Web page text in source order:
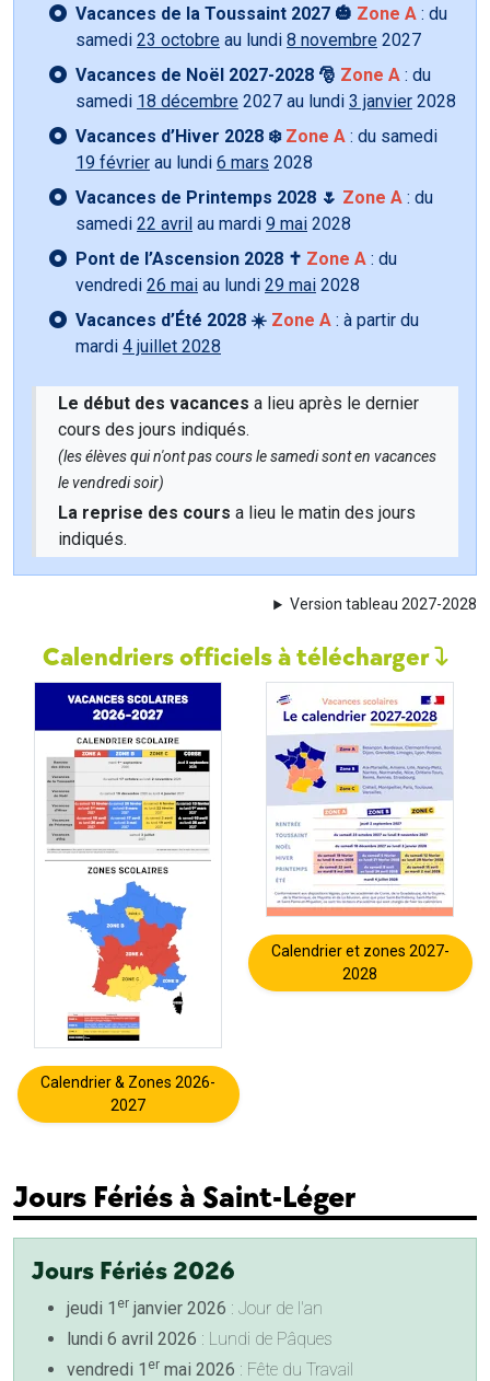
Vacances de la Toussaint 2027 🎃 Zone A : du
samedi 23 octobre au lundi 8 novembre 2027
Vacances de Noël 2027-2028 🎅 Zone A : du
samedi 18 décembre 2027 au lundi 3 janvier 2028
Vacances d’Hiver 2028 ❄️ Zone A : du samedi
19 février au lundi 6 mars 2028
Vacances de Printemps 2028 🌷 Zone A : du
samedi 22 avril au mardi 9 mai 2028
Pont de l’Ascension 2028 ✝️ Zone A : du
vendredi 26 mai au lundi 29 mai 2028
Vacances d’Été 2028 ☀️ Zone A : à partir du
mardi 4 juillet 2028
Le début des vacances a lieu après le dernier
cours des jours indiqués.
(les élèves qui n'ont pas cours le samedi sont en vacances
le vendredi soir)
La reprise des cours a lieu le matin des jours
indiqués.
Version tableau 2027-2028
Calendriers officiels à télécharger
Calendrier & Zones 2026-
2027
Calendrier et zones 2027-
2028
Jours Fériés à Saint-Léger
Jours Fériés 2026
jeudi 1 er janvier 2026 : Jour de l'an
lundi 6 avril 2026 : Lundi de Pâques
vendredi 1 er mai 2026 : Fête du Travail